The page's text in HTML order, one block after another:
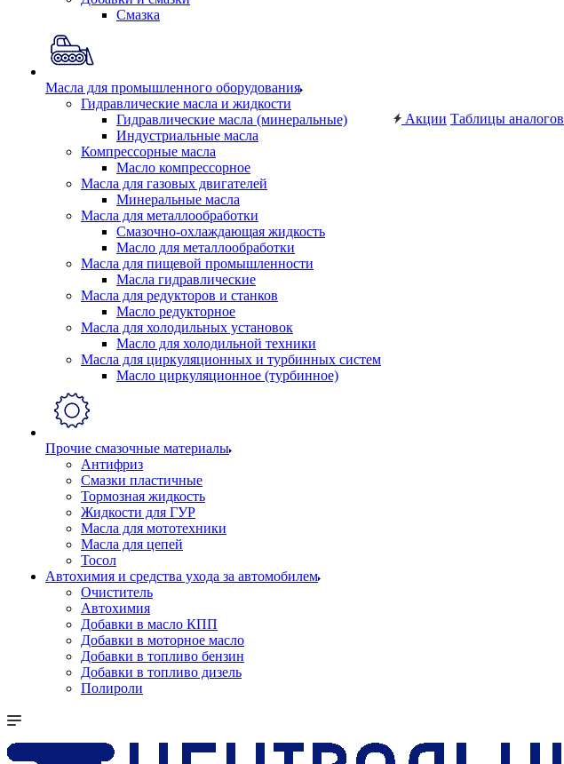
Смазка
Масла для промышленного оборудования
Гидравлические масла и жидкости
Гидравлические масла (минеральные)
Индустриальные масла
Компрессорные масла
Масло компрессорное
Масла для газовых двигателей
Минеральные масла
Масла для металлообработки
Смазочно-охлаждающая жидкость
Масло для металлообработки
Масла для пищевой промышленности
Масла гидравлические
Масла для редукторов и станков
Масло редукторное
Масла для холодильных установок
Масло для холодильной техники
Масла для циркуляционных и турбинных систем
Масло циркуляционное (турбинное)
Прочие смазочные материалы
Антифриз
Смазки пластичные
Тормозная жидкость
Жидкости для ГУР
Масла для мототехники
Масла для цепей
Тосол
Автохимия и средства ухода за автомобилем
Очиститель
Автохимия
Добавки в масло КПП
Добавки в моторное масло
Добавки в топливо бензин
Добавки в топливо дизель
Полироли
Акции Таблицы аналогов